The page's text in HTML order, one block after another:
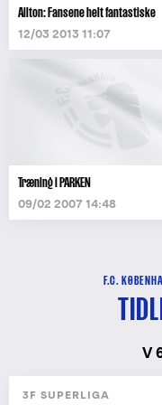
Ailton: Fansene helt fantastiske
12/03 2013 11:07
Træning i PARKEN
09/02 2007 14:48
F.C.
V
3F SUPERLIGA